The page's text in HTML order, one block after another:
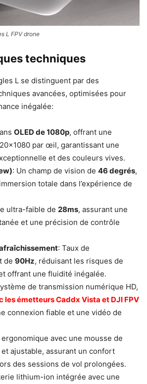
L FPV drone
techniques
L se distinguent par des
avancées, optimisées pour
inégalée:
OLED de 1080p, offrant une
par œil, garantissant une
et des couleurs vives.
: Un champ de vision de 46 degrés,
totale dans l’expérience de
ultra-faible de 28ms, assurant une
et une précision de contrôle
: Taux de
de 90Hz, réduisant les risques de
offrant une fluidité inégalée.
de transmission numérique HD,
les émetteurs Caddx Vista et DJI FPV
connexion fiable et une vidéo de
ergonomique avec une mousse de
ajustable, assurant un confort
des sessions de vol prolongées.
lithium-ion intégrée avec une